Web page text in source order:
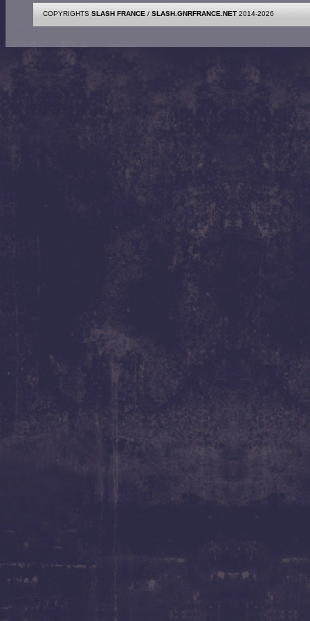
COPYRIGHTS SLASH FRANCE / SLASH.GNRFRANCE.NET 2014-2026